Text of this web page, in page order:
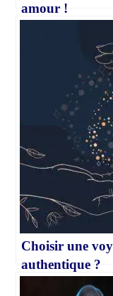
amour !
Choisir une
authentique ?